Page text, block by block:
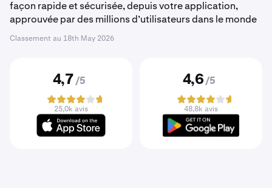
façon rapide et sécurisée, depuis votre application,
approuvée par des millions d’utilisateurs dans le monde
Classement au 18th May 2026
4,7 /5
25,0k avis
4,6 /5
48,8k avis